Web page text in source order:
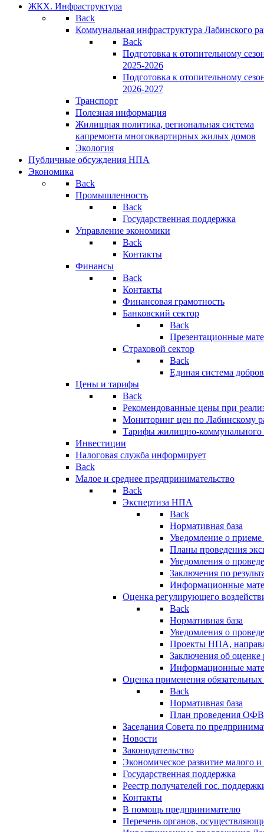
ЖКХ. Инфраструктура
Back
Коммунальная инфраструктура Лабинского
Back
Подготовка к отопительному
2025-2026
Подготовка к отопительному
2026-2027
Транспорт
Полезная информация
Жилищная политика, региональная система
капремонта многоквартирных жилых домов
Экология
Публичные обсуждения НПА
Экономика
Back
Промышленность
Back
Государственная поддержка
Управление экономики
Back
Контакты
Финансы
Back
Контакты
Финансовая грамотность
Банковский сектор
Back
Презентационные
Страховой сектор
Back
Единая система
Цены и тарифы
Back
Рекомендованные цены при
Мониторинг цен по Лабинскому
Тарифы жилищно-коммунального
Инвестиции
Налоговая служба информирует
Back
Малое и среднее предпринимательство
Back
Экспертиза НПА
Back
Нормативная база
Уведомление о
Планы проведения
Уведомления о
Заключения по
Информационные
Оценка регулирующего
Back
Нормативная база
Уведомления о
Проекты НПА,
Заключения об
Информационные
Оценка применения
Back
Нормативная база
План проведения
Заседания Совета по
Новости
Законодательство
Экономическое развитие малого и
Государственная поддержка
Реестр получателей гос.
Контакты
В помощь предпринимателю
Перечень органов,